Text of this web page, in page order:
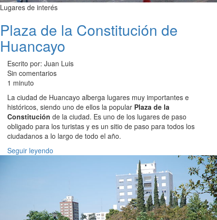
Lugares de interés
Plaza de la Constitución de
Huancayo
Escrito por: Juan Luis
Sin comentarios
1 minuto
La ciudad de Huancayo alberga lugares muy importantes e
históricos, siendo uno de ellos la popular Plaza de la
Constitución de la ciudad. Es uno de los lugares de paso
obligado para los turistas y es un sitio de paso para todos los
ciudadanos a lo largo de todo el año.
Seguir leyendo